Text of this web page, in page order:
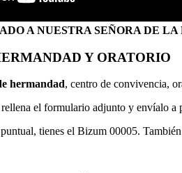
A NUESTRA SEÑORA DE
Y ORATORIO
hermandad, centro de convivencia,
el formulario adjunto y envíalo
tienes el Bizum 00005.